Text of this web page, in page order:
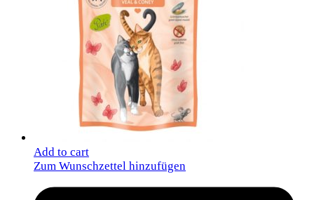
Add to cart
Zum Wunschzettel hinzufügen